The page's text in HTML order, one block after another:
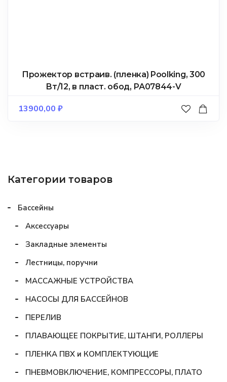
Прожектор встраив. (пленка) Poolking, 300
Вт/12, в пласт. обод, РА07844-V
13900,00 ₽
Категории товаров
Бассейны
Аксессуары
Закладные элементы
Лестницы, поручни
МАССАЖНЫЕ УСТРОЙСТВА
НАСОСЫ ДЛЯ БАССЕЙНОВ
ПЕРЕЛИВ
ПЛАВАЮЩЕЕ ПОКРЫТИЕ, ШТАНГИ, РОЛЛЕРЫ
ПЛЕНКА ПВХ и КОМПЛЕКТУЮЩИЕ
ПНЕВМОВКЛЮЧЕНИЕ, КОМПРЕССОРЫ, ПЛАТО